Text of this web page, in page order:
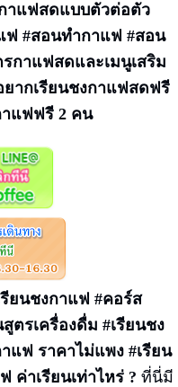
าแฟสดแบบตัวต่อตัว
ฟ #สอนทำกาแฟ #สอน
กาแฟสดและเมนูเสริม
ยากเรียนชงกาแฟสดฟรี
าแฟฟรี 2 คน
ยนชงกาแฟ #คอร์ส
รเครื่องดื่ม #เรียนชง
แฟ ราคาไม่แพง #เรียน
ค่าเรียนเท่าไหร่ ? ที่นี่มี